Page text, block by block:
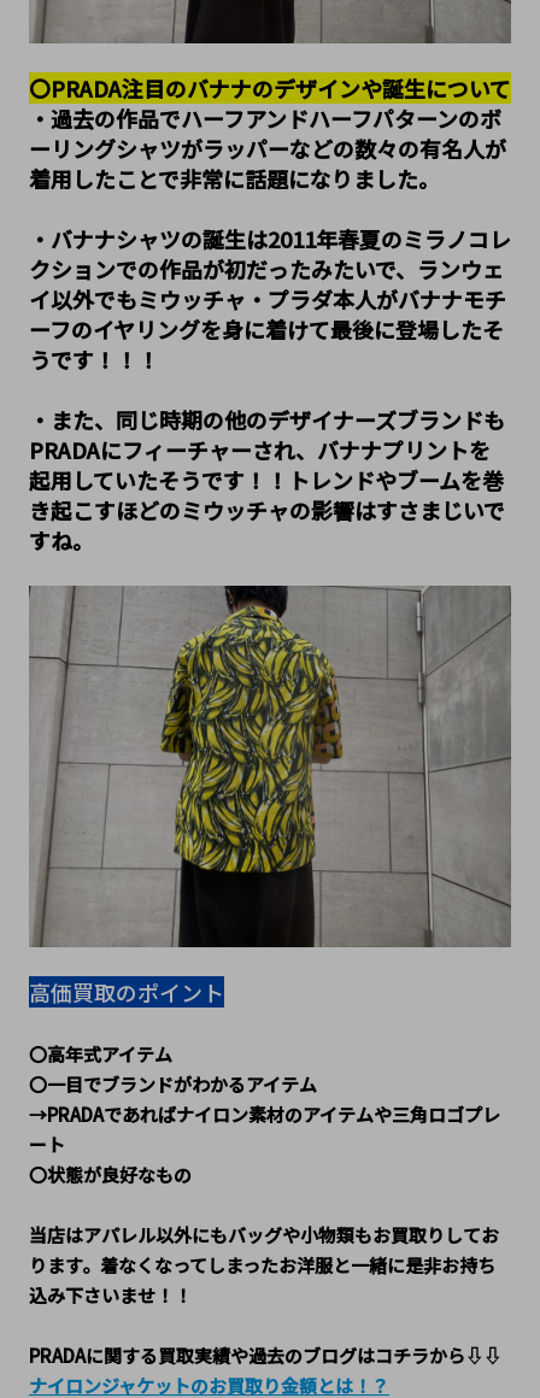
〇PRADA注目のバナナのデザインや誕生について
・過去の作品でハーフアンドハーフパターンのボ
ーリングシャツがラッパーなどの数々の有名人が
着用したことで非常に話題になりました。
・バナナシャツの誕生は2011年春夏のミラノコレ
クションでの作品が初だったみたいで、ランウェ
イ以外でもミウッチャ・プラダ本人がバナナモチ
ーフのイヤリングを身に着けて最後に登場したそ
うです！！！
﻿・また、同じ時期の他のデザイナーズブランドも
PRADAにフィーチャーされ、バナナプリントを
起用していたそうです！！トレンドやブームを巻
き起こすほどのミウッチャの影響はすさまじいで
すね。
高価買取のポイント
〇高年式アイテム
〇一目でブランドがわかるアイテム
→PRADAであればナイロン素材のアイテムや三角ロゴプレ
ート
〇状態が良好なもの
当店はアパレル以外にもバッグや小物類もお買取りしてお
ります。着なくなってしまったお洋服と一緒に是非お持ち
込み下さいませ！！
PRADAに関する買取実績や過去のブログはコチラから⇩⇩
ナイロンジャケットのお買取り金額とは！？